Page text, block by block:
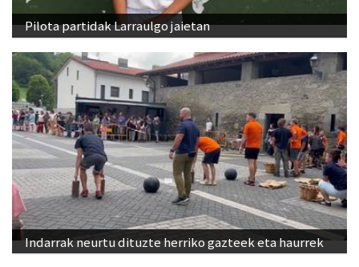
Pilota partidak Larraulgo jaietan
Indarrak neurtu dituzte herriko gazteek eta haurrek